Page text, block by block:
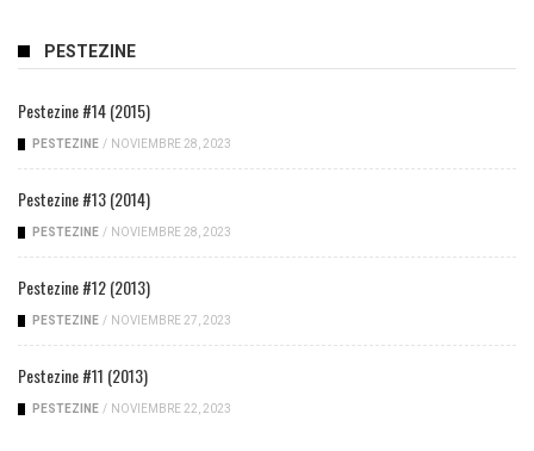
PESTEZINE
Pestezine #14 (2015)
PESTEZINE / NOVIEMBRE 28, 2023
Pestezine #13 (2014)
PESTEZINE / NOVIEMBRE 28, 2023
Pestezine #12 (2013)
PESTEZINE / NOVIEMBRE 27, 2023
Pestezine #11 (2013)
PESTEZINE / NOVIEMBRE 22, 2023